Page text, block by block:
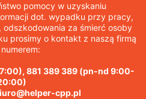
pomocy w uzyskaniu
dot. wypadku przy pracy,
za śmierć osoby
prosimy o kontakt z naszą firmą
881 389 389 (pn-nd 9:00-
cpp.pl